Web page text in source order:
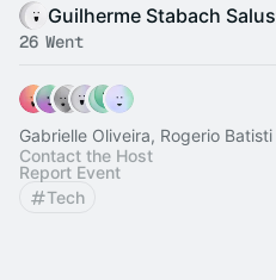
Guilherme Stabach
26 Went
Gabrielle Oliveira, Rogerio
Contact the Host
Report Event
Tech